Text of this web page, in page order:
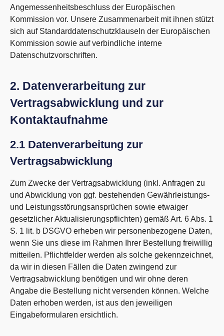
Angemessenheitsbeschluss der Europäischen
Kommission vor. Unsere Zusammenarbeit mit ihnen stützt
sich auf Standarddatenschutzklauseln der Europäischen
Kommission sowie auf verbindliche interne
Datenschutzvorschriften.
2. Datenverarbeitung zur
Vertragsabwicklung und zur
Kontaktaufnahme
2.1 Datenverarbeitung zur
Vertragsabwicklung
Zum Zwecke der Vertragsabwicklung (inkl. Anfragen zu
und Abwicklung von ggf. bestehenden Gewährleistungs-
und Leistungsstörungsansprüchen sowie etwaiger
gesetzlicher Aktualisierungspflichten) gemäß Art. 6 Abs. 1
S. 1 lit. b DSGVO erheben wir personenbezogene Daten,
wenn Sie uns diese im Rahmen Ihrer Bestellung freiwillig
mitteilen. Pflichtfelder werden als solche gekennzeichnet,
da wir in diesen Fällen die Daten zwingend zur
Vertragsabwicklung benötigen und wir ohne deren
Angabe die Bestellung nicht versenden können. Welche
Daten erhoben werden, ist aus den jeweiligen
Eingabeformularen ersichtlich.